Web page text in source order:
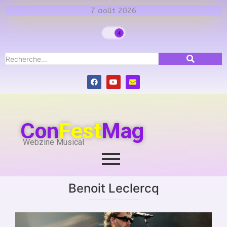
7 août 2026
ConFestMag
Webzine Musical
Benoit Leclercq